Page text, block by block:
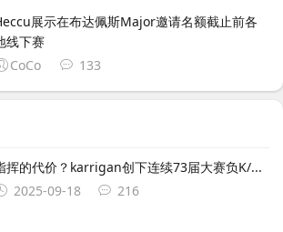
展示在布达佩斯Major邀请名额截止前各
线下赛
CoCo
133
挥的代价？karrigan创下连续73届大赛负K/...
2025-09-18
216